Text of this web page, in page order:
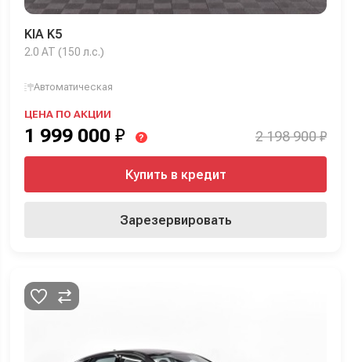
KIA K5
2.0 AT (150 л.с.)
Автоматическая
ЦЕНА ПО АКЦИИ
1 999 000 ₽ ? 2 198 900 ₽
Купить в кредит
Зарезервировать